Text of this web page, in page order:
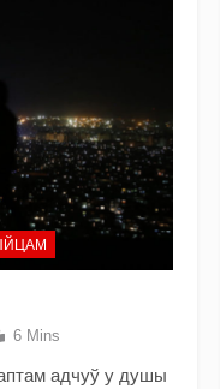
6 Mins
адчуў у душы